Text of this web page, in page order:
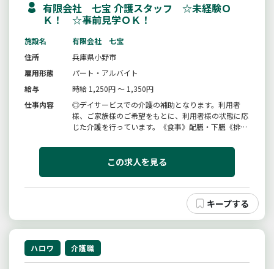
有限会社 七宝 介護スタッフ ☆未経験Ｏ
Ｋ！ ☆事前見学ＯＫ！
施設名
有限会社 七宝
住所
兵庫県小野市
雇用形態
パート・アルバイト
給与
時給 1,250円 ～ 1,350円
仕事内容
◎デイサービスでの介護の補助となります。利用者
様、ご家族様のご希望をもとに、利用者様の状態に応
じた介護を行っています。《食事》配膳・下膳《排
《入浴》見守り、背中を洗う手伝い、浴槽に入る時の
力添え。《送迎》小野市内。軽自動車・アクア・シエ
この求人を見る
ハロワ 介護職